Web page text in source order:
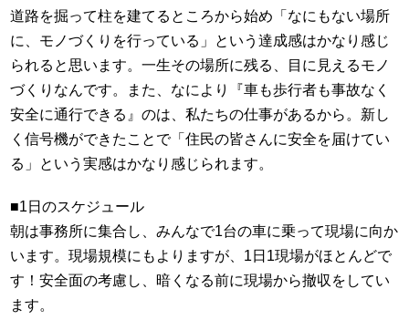
道路を掘って柱を建てるところから始め「なにもない場所
に、モノづくりを行っている」という達成感はかなり感じ
られると思います。一生その場所に残る、目に見えるモノ
づくりなんです。また、なにより『車も歩行者も事故なく
安全に通行できる』のは、私たちの仕事があるから。新し
く信号機ができたことで「住民の皆さんに安全を届けてい
る」という実感はかなり感じられます。
■1日のスケジュール
朝は事務所に集合し、みんなで1台の車に乗って現場に向か
います。現場規模にもよりますが、1日1現場がほとんどで
す！安全面の考慮し、暗くなる前に現場から撤収をしてい
ます。